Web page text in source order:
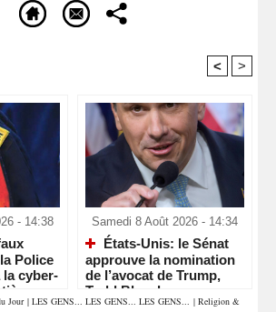
< >
- 14:38
Police
la cyber-
Samedi 8 Août 2026 - 14:34
États-Unis: le Sénat
approuve la nomination
de l’avocat de Trump,
Todd Blanche, comme
ministre de la Justice
Jour | LES GENS... LES GENS... LES GENS... | Religion &